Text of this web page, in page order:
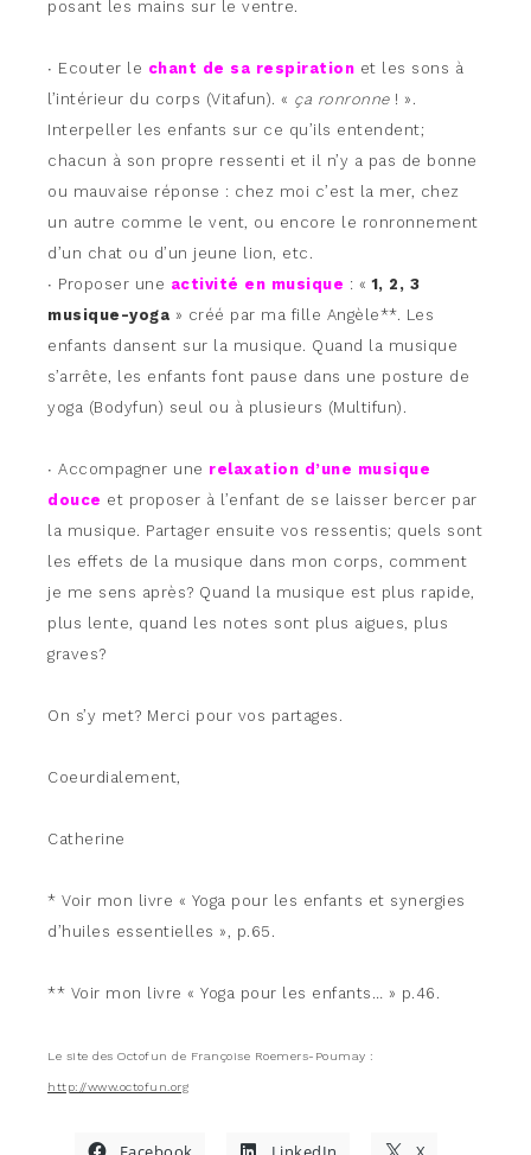
posant les mains sur le ventre.
∙ Ecouter le chant de sa respiration et les sons à
l’intérieur du corps (Vitafun). « ça ronronne! ».
Interpeller les enfants sur ce qu’ils entendent;
chacun à son propre ressenti et il n’y a pas de bonne
ou mauvaise réponse : chez moi c’est la mer, chez
un autre comme le vent, ou encore le ronronnement
d’un chat ou d’un jeune lion, etc.
∙ Proposer une activité en musique : «1, 2, 3
musique-yoga » créé par ma fille Angèle**. Les
enfants dansent sur la musique. Quand la musique
s’arrête, les enfants font pause dans une posture de
yoga (Bodyfun) seul ou à plusieurs (Multifun).
∙ Accompagner une relaxation d’une musique
douce et proposer à l’enfant de se laisser bercer par
la musique. Partager ensuite vos ressentis; quels sont
les effets de la musique dans mon corps, comment
je me sens après? Quand la musique est plus rapide,
plus lente, quand les notes sont plus aigues, plus
graves?
On s’y met? Merci pour vos partages.
Coeurdialement,
Catherine
* Voir mon livre « Yoga pour les enfants et synergies
d’huiles essentielles », p.65.
** Voir mon livre « Yoga pour les enfants… » p.46.
Le site des Octofun de Françoise Roemers-Poumay :
http://www.octofun.org